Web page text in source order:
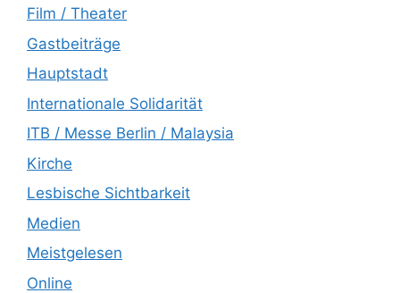
Film / Theater
Gastbeiträge
Hauptstadt
Internationale Solidarität
ITB / Messe Berlin / Malaysia
Kirche
Lesbische Sichtbarkeit
Medien
Meistgelesen
Online